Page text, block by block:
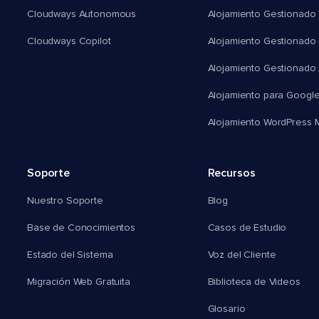
Cloudways Autonomous
Cloudways Copilot
Alojamiento Gestionado
Alojamiento Gestionado
Alojamiento Gestionado
Alojamiento para
Alojamiento WordPress
Soporte
Nuestro Soporte
Base de Conocimientos
Estado del Sistema
Migración Web Gratuita
Recursos
Blog
Casos de Estudio
Voz del Cliente
Biblioteca de Videos
Glosario